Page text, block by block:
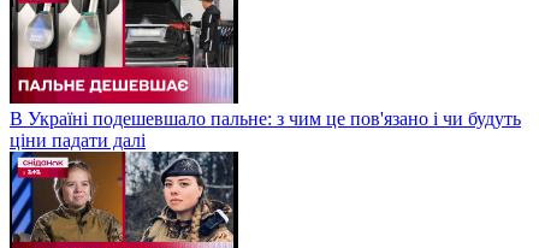
В Україні подешевшало пальне: з чим це пов'язано і чи будуть
ціни падати далі